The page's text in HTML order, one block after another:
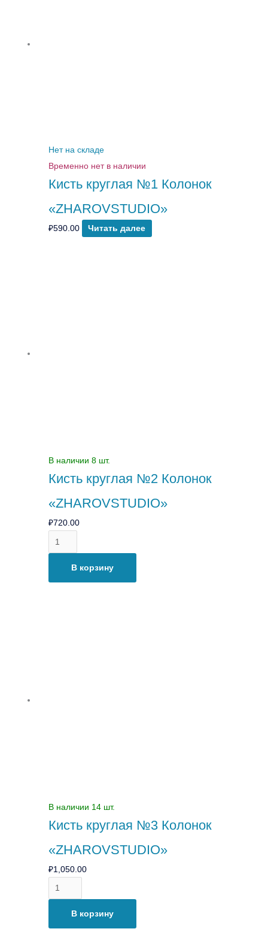
Нет на складе
Временно нет в наличии
Кисть круглая №1 Колонок
«ZHAROVSTUDIO»
₽590.00 Читать далее
В наличии 8 шт.
Кисть круглая №2 Колонок
«ZHAROVSTUDIO»
₽720.00
В корзину
В наличии 14 шт.
Кисть круглая №3 Колонок
«ZHAROVSTUDIO»
₽1,050.00
В корзину